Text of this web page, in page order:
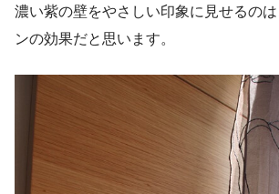
濃い紫の壁をやさしい印象に見せるの
ンの効果だと思います。